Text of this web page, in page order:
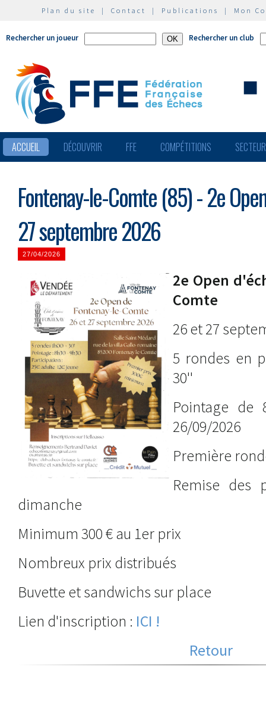
Plan du site | Contact | Publications | Mon
Rechercher un joueur Rechercher un club
ACCUEIL DÉCOUVRIR FFE COMPÉTITIONS
Fontenay-le-Comte (85) - 2e
27 septembre 2026
27/04/2026
2e Open
Comte
26 et 27
5 rondes en
30''
Pointage
26/09/2026
Première
Remise
dimanche
Minimum 300 € au 1er prix
Nombreux prix distribués
Buvette et sandwichs sur place
Lien d'inscription : ICI !
Retour